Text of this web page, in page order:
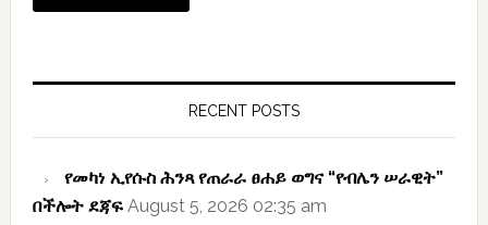
RECENT POSTS
የመካነ ኢየሱስ ሕንጻ የጠራራ ፀሐይ ወግና “የብሌን ሠራዊት”
በችሎት ደጃፍ August 5, 2026 02:35 am